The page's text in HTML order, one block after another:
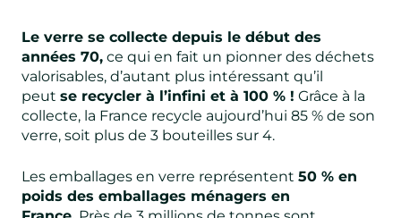
Le verre se collecte depuis le début des
années 70, ce qui en fait un pionner des déchets
valorisables, d’autant plus intéressant qu’il
peut se recycler à l’infini et à 100 % ! Grâce à la
collecte, la France recycle aujourd’hui 85 % de son
verre, soit plus de 3 bouteilles sur 4.
Les emballages en verre représentent 50 % en
poids des emballages ménagers en